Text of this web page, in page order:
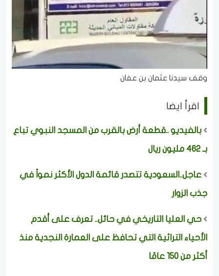
وقف سيدنا عثمان بن عفان
اقرأ ايضا
بالفيديو ..قطعة أرض بالقرب من المسجد النبوي تباع
بـ 462 مليون ريال
عاجل..السعودية تتصدر قائمة الدول الأكثر نمواً في
جذب الزوار
حي العليا التاريخي في حائل.. تعرف على أقدم
الأحياء التراثية التي تحافظ على العمارة النجدية منذ
أكثر من 150 عامًا